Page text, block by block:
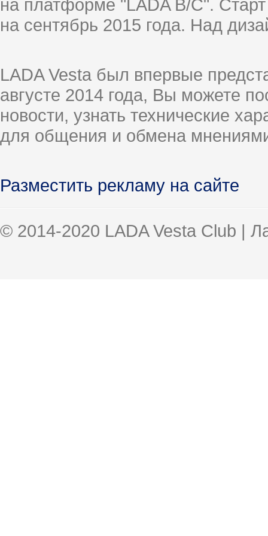
на платформе "LADA B/C".
на сентябрь 2015 года. Над
LADA Vesta был впервые
августе 2014 года, Вы можете
новости, узнать технические
для общения и обмена
Разместить рекламу на сайте
© 2014-2020 LADA Vesta Club |